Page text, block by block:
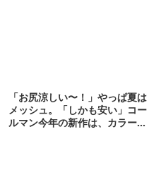
「お尻涼しい〜！」やっぱ夏は
メッシュ。「しかも安い」コー
ルマン今年の新作は、カラーも